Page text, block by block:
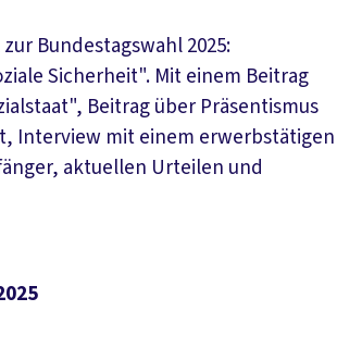
Bundestagswahl 2025:
Sicherheit". Mit einem Beitrag
Beitrag über Präsentismus
Interview mit einem erwerbstätigen
aktuellen Urteilen und